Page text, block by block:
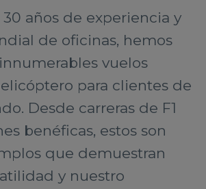
años de experiencia y
de oficinas, hemos
vuelos
para clientes de
Desde carreras de F1
benéficas, estos son
que demuestran
y nuestro